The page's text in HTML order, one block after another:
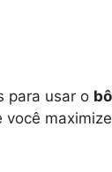
para usar o